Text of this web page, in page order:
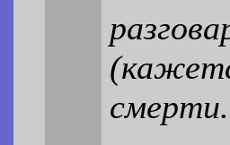
смерти.